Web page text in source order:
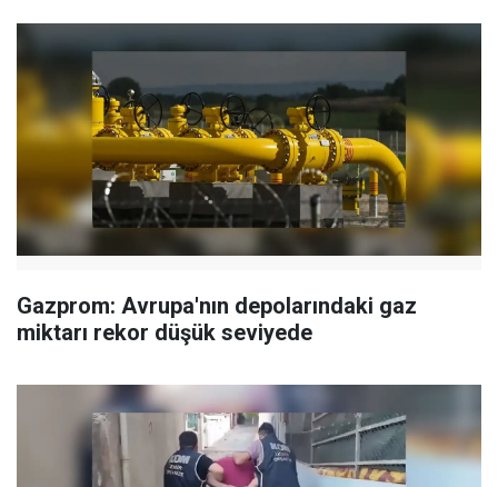
Gazprom: Avrupa'nın depolarındaki gaz
miktarı rekor düşük seviyede